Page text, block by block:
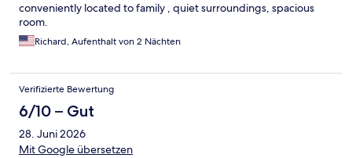
conveniently located to family , quiet surroundings, spacious
room.
Richard, Aufenthalt von 2 Nächten
Verifizierte Bewertung
6/10 – Gut
28. Juni 2026
Mit Google übersetzen